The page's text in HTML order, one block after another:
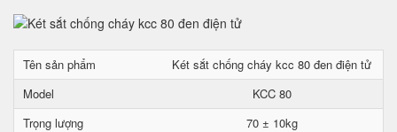
Tên sản phẩm
Két sắt chống cháy kcc 80 đen điện tử
Model
KCC 80
Trọng lượng
70 ± 10kg